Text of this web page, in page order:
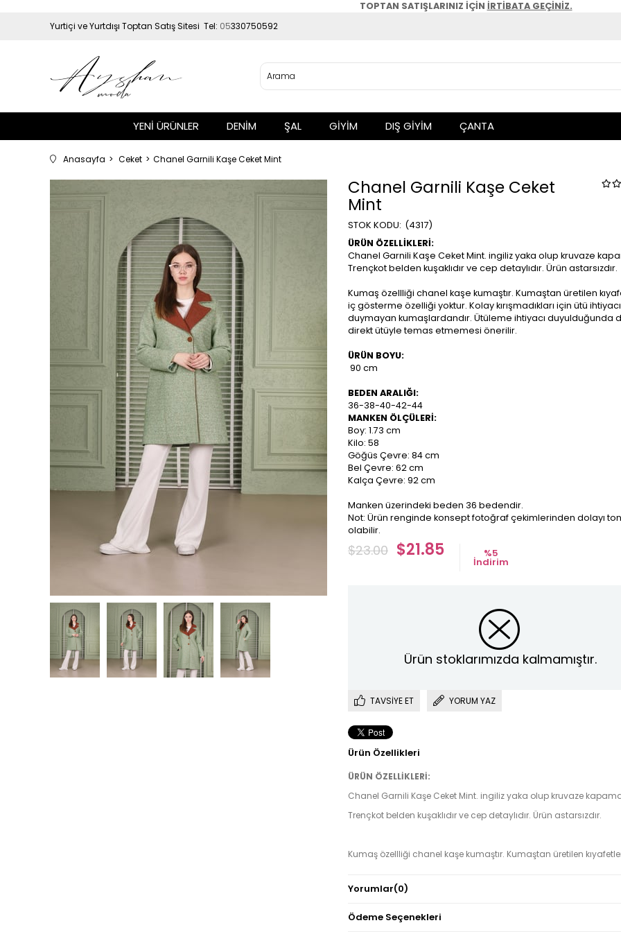
TOPTAN SATIŞLARINIZ İÇİN İRTİBATA GEÇİNİZ.
Yurtiçi ve Yurtdışı Toptan Satış Sitesi Tel: 05330750592
YENİ ÜRÜNLER DENİM ŞAL GİYİM DIŞ GİYİM ÇANTA
Anasayfa Ceket Chanel Garnili Kaşe Ceket Mint
Chanel Garnili Kaşe Ceket
Mint
(4317)
ÜRÜN ÖZELLİKLERİ:
Chanel Garnili Kaşe Ceket Mint. ingiliz yaka olup kruvaze
Trençkot belden kuşaklıdır ve cep detaylıdır. Ürün astarsızdır.
Kumaş özellliği chanel kaşe kumaştır. Kumaştan üretilen
iç gösterme özelliği yoktur. Kolay kırışmadıkları için ütü
duymayan kumaşlardandır. Ütüleme ihtiyacı duyulduğunda
direkt ütüyle temas etmemesi önerilir.
ÜRÜN BOYU:
90 cm
BEDEN ARALIĞI:
36-38-40-42-44
MANKEN ÖLÇÜLERİ:
Boy: 1.73 cm
Kilo: 58
Göğüs Çevre: 84 cm
Bel Çevre: 62 cm
Kalça Çevre: 92 cm
Manken üzerindeki beden 36 bedendir.
Not: Ürün renginde konsept fotoğraf çekimlerinden dolayı ton
olabilir.
$23.00 $21.85 %5
İndirim
Ürün stoklarımızda kalmamıştır.
TAVSIYE ET YORUM YAZ
Ürün Özellikleri
ÜRÜN ÖZELLİKLERİ:
Chanel Garnili Kaşe Ceket Mint. ingiliz yaka olup kruvaze
Trençkot belden kuşaklıdır ve cep detaylıdır. Ürün astarsızdır.
Kumaş özellliği chanel kaşe kumaştır. Kumaştan üretilen
duymayan kumaşlardandır. Ütüleme ihtiyacı duyulduğunda
ütüyle temas etmemesi önerilir.
Yorumlar(0)
Ödeme Seçenekleri